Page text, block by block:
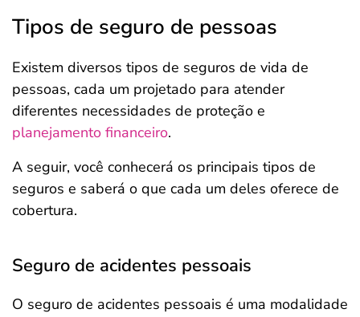
Tipos de seguro de pessoas
Existem diversos tipos de seguros de vida de
pessoas, cada um projetado para atender
diferentes necessidades de proteção e
planejamento financeiro.
A seguir, você conhecerá os principais tipos de
seguros e saberá o que cada um deles oferece de
cobertura.
Seguro de acidentes pessoais
O seguro de acidentes pessoais é uma modalidade